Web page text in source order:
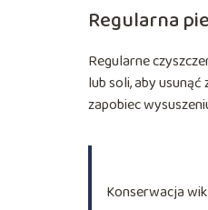
Regularna
Regularne
lub soli, aby
zapobiec
Konserwacja